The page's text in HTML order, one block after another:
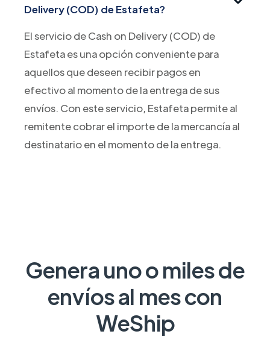
Delivery (COD) de Estafeta?
El servicio de Cash on Delivery (COD) de
Estafeta es una opción conveniente para
aquellos que deseen recibir pagos en
efectivo al momento de la entrega de sus
envíos. Con este servicio, Estafeta permite al
remitente cobrar el importe de la mercancía al
destinatario en el momento de la entrega.
Genera uno o miles de
envíos al mes con
WeShip